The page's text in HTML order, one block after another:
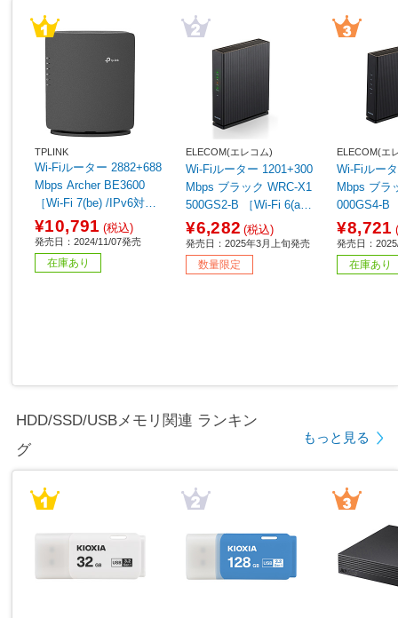
TPLINK
Wi-Fiルーター 2882+688
Mbps Archer BE3600
［Wi-Fi 7(be) /IPv6対
応］
¥10,791 (税込)
発売日：2024/11/07発売
在庫あり
ELECOM(エレコム)
Wi-Fiルーター 1201+300
Mbps ブラック WRC-X1
500GS2-B ［Wi-Fi 6(ax)
/IPv6対応］ 【sof001】
¥6,282 (税込)
発売日：2025年3月上旬発売
数量限定
ELECOM(エ
Wi-Fiルー
Mbps ブラック WRC-X3
000GS4-B
/IPv6対応
¥8,721
発売日：
在庫あり
HDD/SSD/USBメモリ関連 ランキン
グ
もっと見る